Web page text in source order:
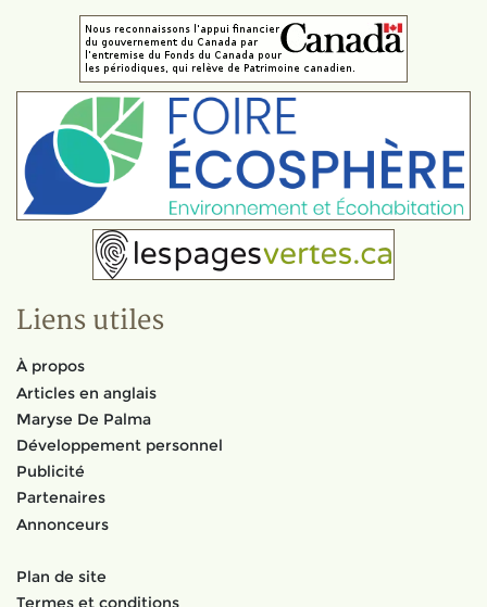
Liens utiles
À propos
Articles en anglais
Maryse De Palma
Développement personnel
Publicité
Partenaires
Annonceurs
Plan de site
Termes et conditions